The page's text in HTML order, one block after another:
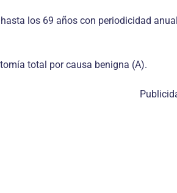
los 69 años con periodicidad
total por causa benigna (A).